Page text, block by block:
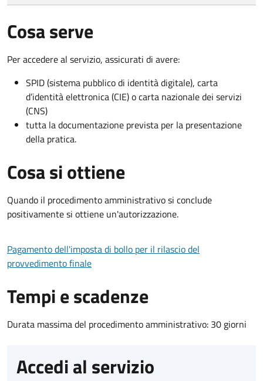
Cosa serve
Per accedere al servizio, assicurati di avere:
SPID (sistema pubblico di identità digitale), carta
d’identità elettronica (CIE) o carta nazionale dei servizi
(CNS)
tutta la documentazione prevista per la presentazione
della pratica.
Cosa si ottiene
Quando il procedimento amministrativo si conclude
positivamente si ottiene un'autorizzazione.
Pagamento dell'imposta di bollo per il rilascio del
provvedimento finale
Tempi e scadenze
Durata massima del procedimento amministrativo: 30 giorni
Accedi al servizio